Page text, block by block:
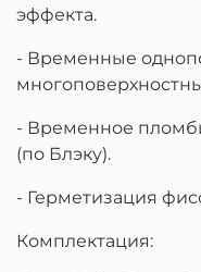
эффекта.
- Временные
- Временное
(по Блэку).
- Герметизация
Комплектация: